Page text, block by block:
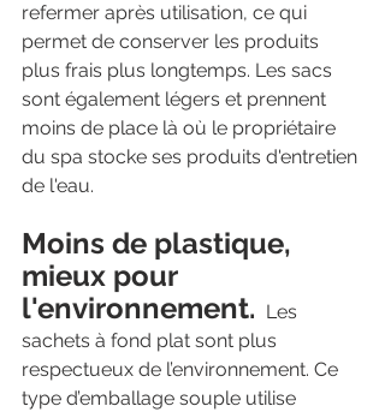
refermer après utilisation, ce qui
permet de conserver les produits
plus frais plus longtemps. Les sacs
sont également légers et prennent
moins de place là où le propriétaire
du spa stocke ses produits d'entretien
de l'eau.
Moins de plastique,
mieux pour
l'environnement. Les
sachets à fond plat sont plus
respectueux de l’environnement. Ce
type d’emballage souple utilise